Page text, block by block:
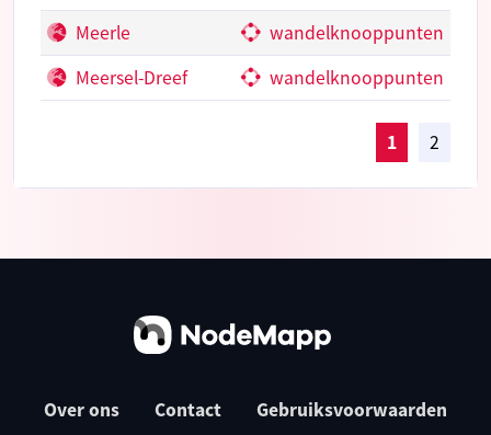
Meerle
wandelknooppunten
Meersel-Dreef
wandelknooppunten
1 2
Over ons Contact Gebruiksvoorwaarden